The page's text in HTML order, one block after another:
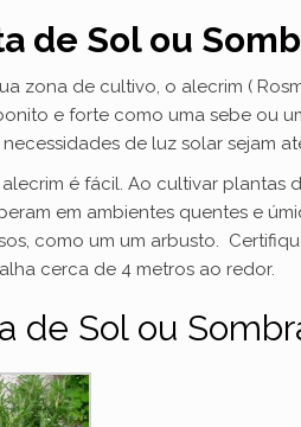
de Sol ou
zona de cultivo, o alecrim (
e forte como uma sebe ou
de luz solar sejam
é fácil. Ao cultivar plantas
em ambientes quentes e
como um um arbusto.
cerca de 4 metros ao redor.
de Sol ou